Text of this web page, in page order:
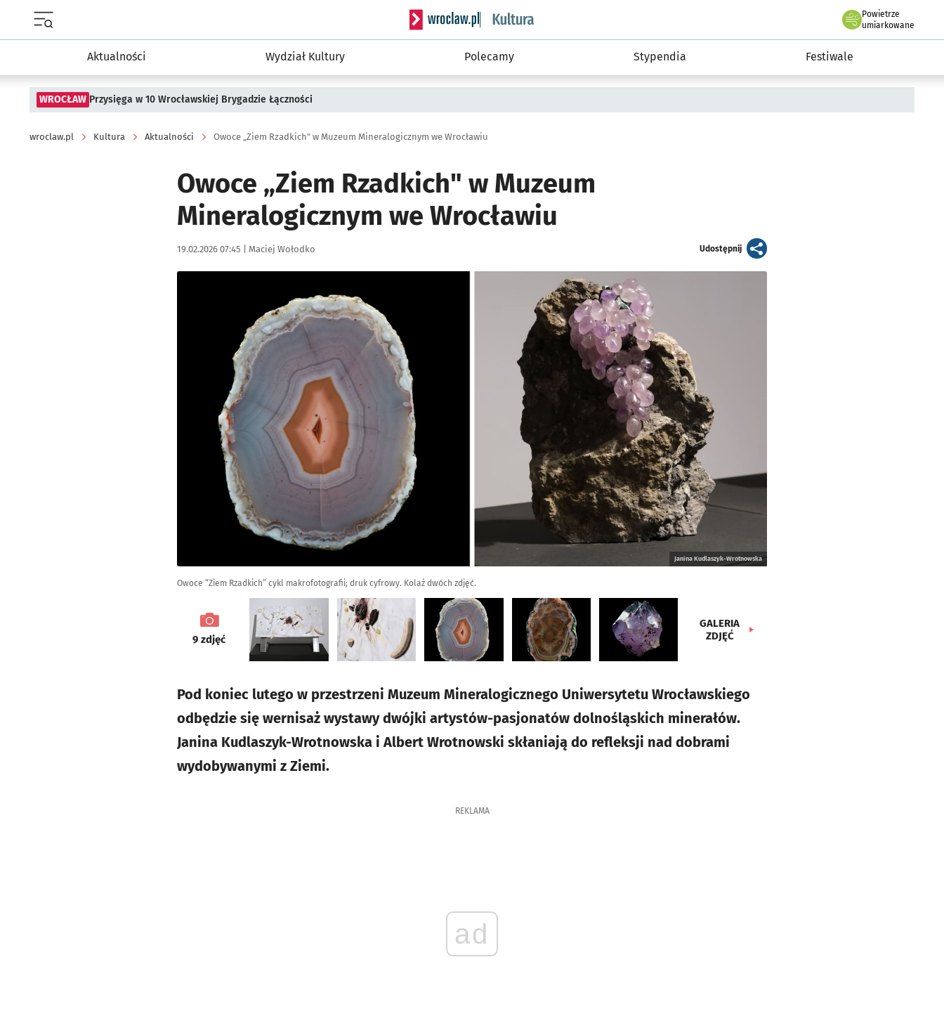
Serwis informacyjny wroclaw.pl podserwis: Kultura
Powietrze
we Wrocławiu
umiarkowane
Aktualności Wydział Kultury Polecamy Stypendia Festiwale
WROCŁAW Przysięga w 10 Wrocławskiej Brygadzie Łączności
wroclaw.pl Kultura Aktualności Owoce „Ziem Rzadkich" w Muzeum Mineralogicznym we Wrocławiu
Owoce „Ziem Rzadkich" w Muzeum
Mineralogicznym we Wrocławiu
Data publikacji:
19.02.2026 07:45 | Autor:
Maciej Wołodko Udostępnijartykuł
Janina Kudlaszyk-Wrotnowska
Owoce “Ziem Rzadkich” cykl makrofotografii; druk cyfrowy. Kolaż dwóch zdjęć.
galeria
9 zdjęć
GALERIA
ZDJĘĆ
Pod koniec lutego w przestrzeni Muzeum Mineralogicznego Uniwersytetu Wrocławskiego
odbędzie się wernisaż wystawy dwójki artystów-pasjonatów dolnośląskich minerałów.
Janina Kudlaszyk-Wrotnowska i Albert Wrotnowski skłaniają do refleksji nad dobrami
wydobywanymi z Ziemi.
REKLAMA
ad